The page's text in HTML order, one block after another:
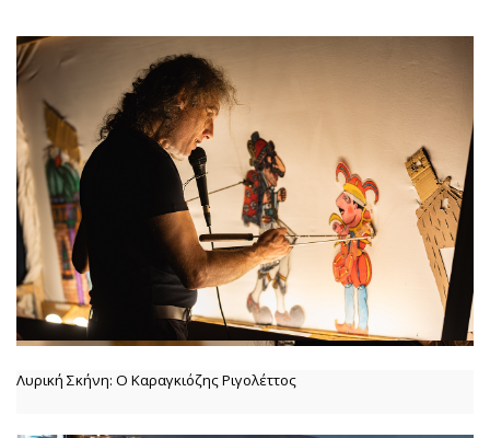
Λυρική Σκήνη: Ο Καραγκιόζης Ριγολέττος